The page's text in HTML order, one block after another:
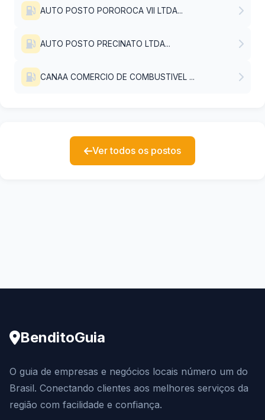
AUTO POSTO POROROCA VII LTDA...
AUTO POSTO PRECINATO LTDA...
CANAA COMERCIO DE COMBUSTIVEL ...
Ver todos os postos
BenditoGuia
O guia de empresas e negócios locais número um do
Brasil. Conectando clientes aos melhores serviços da
região com facilidade e confiança.